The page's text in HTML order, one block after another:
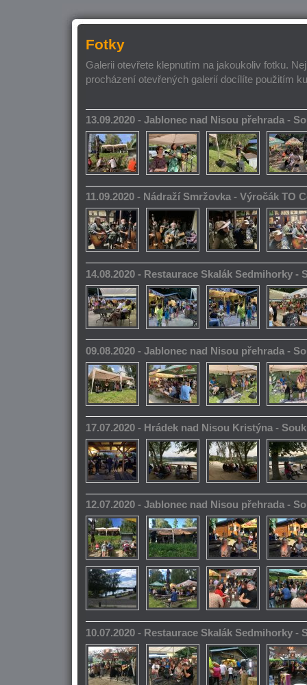
Fotky
Galerii otevřete klepnutím na jakoukoliv fotku.
procházení otevřených galerií docílíte použitím
13.09.2020 - Jablonec nad Nisou přehrada -
11.09.2020 - Nádraží Smržovka - Výročák TO
14.08.2020 - Restaurace Skalák Sedmihorky -
09.08.2020 - Jablonec nad Nisou přehrada -
17.07.2020 - Hrádek nad Nisou Kristýna -
12.07.2020 - Jablonec nad Nisou přehrada -
10.07.2020 - Restaurace Skalák Sedmihorky -